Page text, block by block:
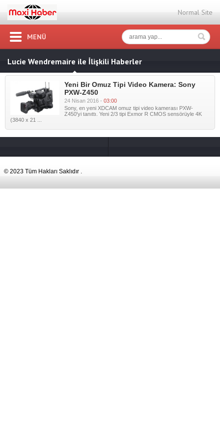
Normal Site
MENÜ
Lucie Wendremaire ile İlişkili Haberler
Yeni Bir Omuz Tipi Video Kamera: Sony
PXW-Z450
24 Nisan 2016 - 03:00
Sony, en yeni XDCAM omuz tipi video kamerası PXW-
Z450'yi tanıttı. Yeni 2/3 tipi Exmor R CMOS sensörüyle 4K
(3840 x 21 ...
© 2023 Tüm Hakları Saklıdır .